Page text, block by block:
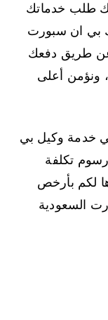
طلب خدماتك
بي ان سبورت
عن طريق دفعك
ونؤمن أعلى
خدمة وكيل بي
تكلفة
لكم بأرخص
السعودية